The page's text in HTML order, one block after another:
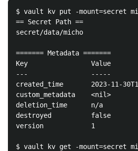
$ vault kv put -mount=secret
== Secret Path ==
secret/data/micho
======= Metadata =======
Key                Value
---                -----
created_time       2023-11-
custom_metadata    <nil>
deletion_time      n/a
destroyed          false
version            1
$ vault kv get -mount=secret